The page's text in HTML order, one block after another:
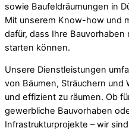
sowie Baufeldräumungen in
Mit unserem Know-how und
dafür, dass Ihre
starten können.
Unsere Dienstleistungen
von Bäumen, Sträuchern und
und effizient zu räumen. Ob
gewerbliche Bauvorhaben
Infrastrukturprojekte – wir